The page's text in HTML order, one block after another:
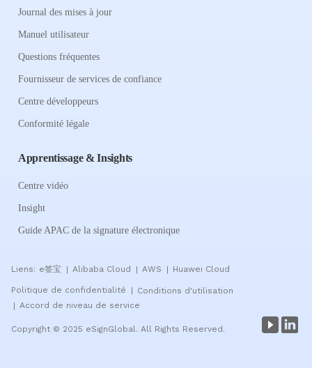
Journal des mises à jour
Manuel utilisateur
Questions fréquentes
Fournisseur de services de confiance
Centre développeurs
Conformité légale
Apprentissage & Insights
Centre vidéo
Insight
Guide APAC de la signature électronique
Liens: e签宝 Alibaba Cloud AWS Huawei Cloud
Politique de confidentialité
Conditions d'utilisation
Accord de niveau de service
Copyright © 2025 eSignGlobal. All Rights Reserved.